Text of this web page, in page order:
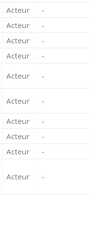
Acteur
-
Acteur
-
Acteur
-
Acteur -
Acteur -
Acteur -
Acteur
-
Acteur
-
Acteur -
Acteur -